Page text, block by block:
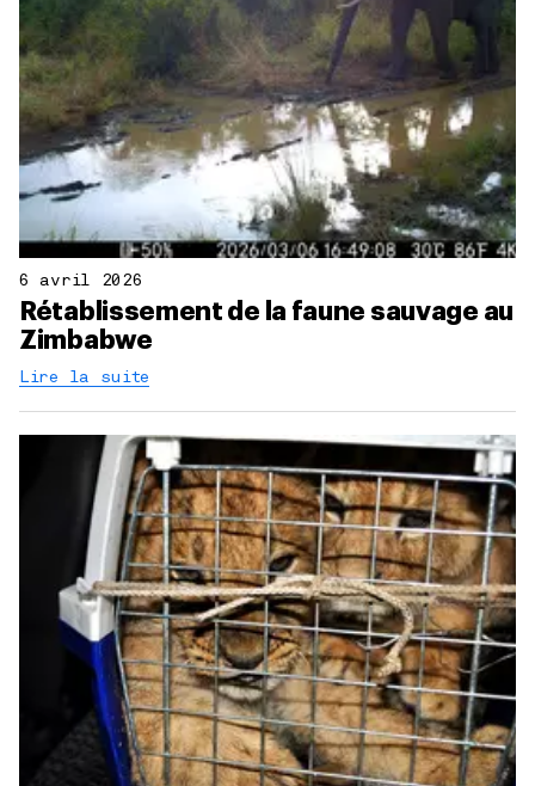
6 avril 2026
Rétablissement de la faune sauvage au
Zimbabwe
Lire la suite